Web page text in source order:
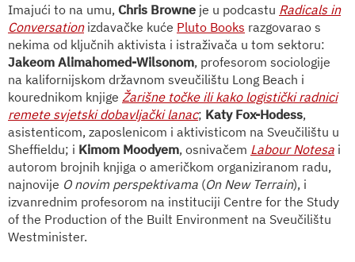
Imajući to na umu, Chris Browne je u podcastu Radicals in
Conversationizdavačke kuće Pluto Books razgovarao s
nekima od ključnih aktivista i istraživača u tom sektoru:
Jakeom Alimahomed-Wilsonom, profesorom sociologije
na kalifornijskom državnom sveučilištu Long Beach i
kourednikom knjige Žarišne točke ili kako logistički radnici
remete svjetski dobavljački lanac; Katy Fox-Hodess,
asistenticom, zaposlenicom i aktivisticom na Sveučilištu u
Sheffieldu; i Kimom Moodyem, osnivačem Labour Notesa i
autorom brojnih knjiga o američkom organiziranom radu,
najnovije O novim perspektivama (On New Terrain), i
izvanrednim profesorom na instituciji Centre for the Study
of the Production of the Built Environment na Sveučilištu
Westminister.